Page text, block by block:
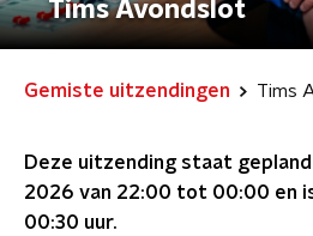
Tims Avondslot
Gemiste uitzendingen Tims
Deze uitzending staat
2026 van 22:00 tot 00:00 en
00:30 uur.